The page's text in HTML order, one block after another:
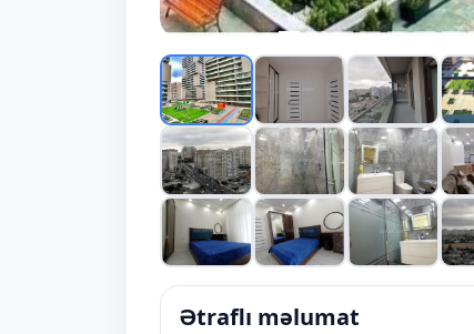
Ətraflı məlumat